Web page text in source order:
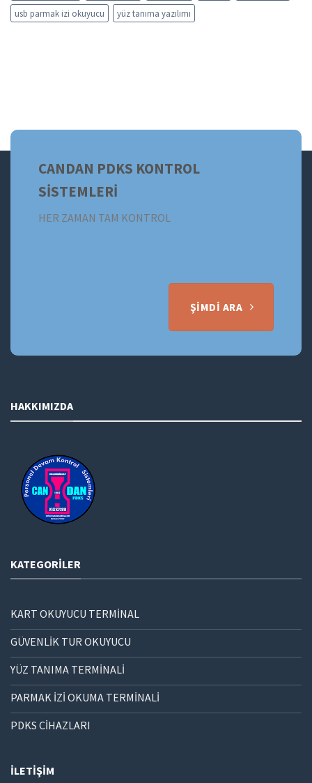
usb parmak izi okuyucu
yüz tanıma yazılımı
CANDAN PDKS KONTROL
SİSTEMLERİ
HER ZAMAN TAM KONTROL
ŞIMDI ARA
HAKKIMIZDA
KATEGORILER
KART OKUYUCU TERMİNAL
GÜVENLİK TUR OKUYUCU
YÜZ TANIMA TERMİNALİ
PARMAK İZİ OKUMA TERMİNALİ
PDKS CİHAZLARI
İLETIŞIM